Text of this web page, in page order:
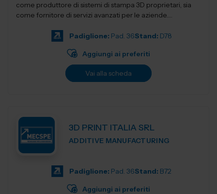
come produttore di sistemi di stampa 3D proprietari, sia
come fornitore di servizi avanzati per le aziende.
Padiglione: Pad. 36Stand: D78
Aggiungi ai preferiti
Vai alla scheda
3D PRINT ITALIA SRL
ADDITIVE MANUFACTURING
Padiglione: Pad. 36Stand: B72
Aggiungi ai preferiti